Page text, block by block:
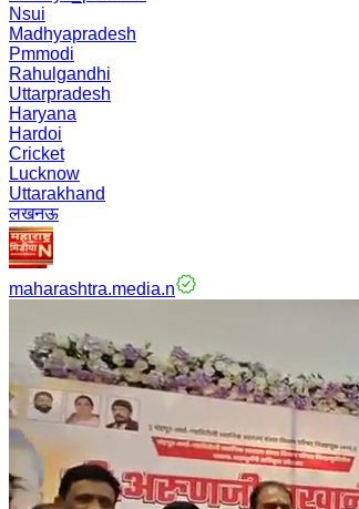
Nsui
Madhyapradesh
Pmmodi
Rahulgandhi
Uttarpradesh
Haryana
Hardoi
Cricket
Lucknow
Uttarakhand
लखनऊ
maharashtra.media.n